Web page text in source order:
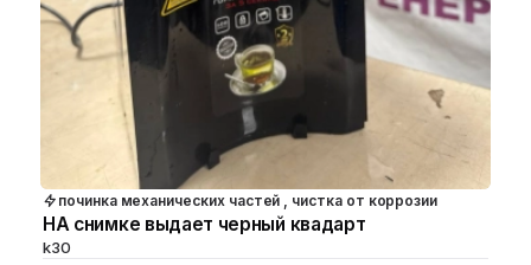
починка механических частей , чистка от коррозии
НА снимке выдает черный квадарт
k30